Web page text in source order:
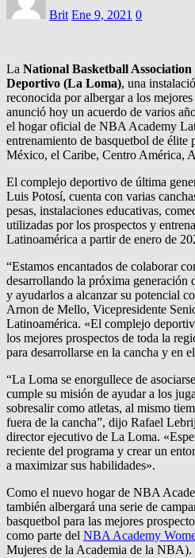
Brit Ene 9, 2021 0
La National Basketball
Deportivo (La Loma), una
reconocida por albergar a los
anunció hoy un acuerdo de varios
el hogar oficial de NBA Academy
entrenamiento de basquetbol de élite
México, el Caribe, Centro América,
El complejo deportivo de última
Luis Potosí, cuenta con varias
pesas, instalaciones educativas,
utilizadas por los prospectos y
Latinoamérica a partir de enero de
“Estamos encantados de colaborar
desarrollando la próxima generación
y ayudarlos a alcanzar su potencial
Arnon de Mello, Vicepresidente
Latinoamérica. «El complejo
los mejores prospectos de toda la
para desarrollarse en la cancha y en
“La Loma se enorgullece de
cumple su misión de ayudar a los
sobresalir como atletas, al mismo
fuera de la cancha”, dijo Rafael
director ejecutivo de La Loma.
reciente del programa y crear un
a maximizar sus habilidades».
Como el nuevo hogar de NBA
también albergará una serie de
basquetbol para las mejores
como parte del NBA Academy
Mujeres de la Academia de la NBA).